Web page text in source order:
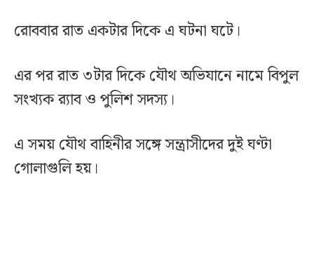
রোববার রাত একটার দিকে এ ঘটনা ঘটে।
এর পর রাত ৩টার দিকে যৌথ অভিযানে নামে বিপুল
সংখ্যক র‍্যাব ও পুলিশ সদস্য।
এ সময় যৌথ বাহিনীর সঙ্গে সন্ত্রাসীদের দুই ঘণ্টা
গোলাগুলি হয়।